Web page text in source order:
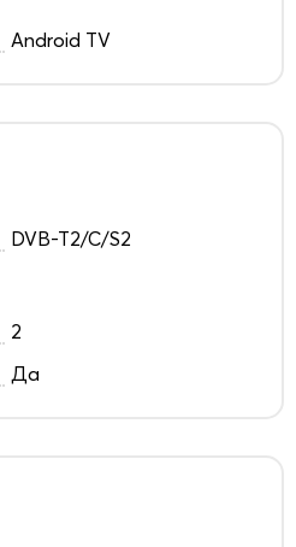
Android TV
DVB-T2/C/S2
2
Да